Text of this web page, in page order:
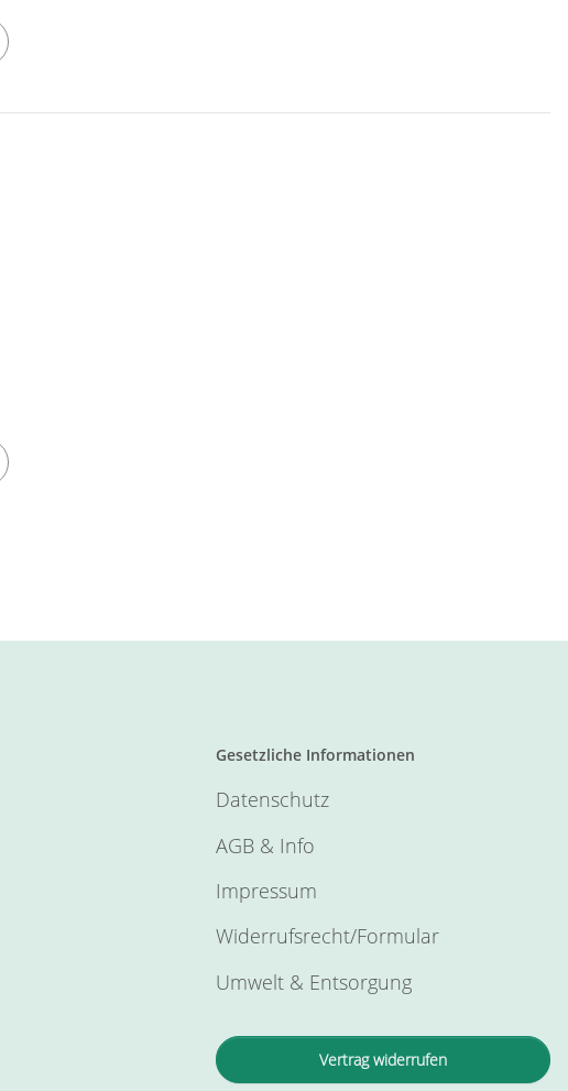
Gesetzliche Informationen
Datenschutz
AGB & Info
Impressum
Widerrufsrecht/Formular
Umwelt & Entsorgung
Vertrag widerrufen